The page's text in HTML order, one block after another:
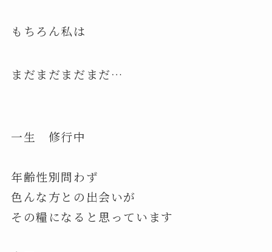
もちろん私は
まだまだまだまだ…
一生 修行中
年齢性別問わず
色んな方との出会いが
その糧になると思っています